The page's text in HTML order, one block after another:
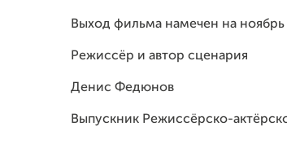
Выход фильма намечен на ноябрь
Режиссёр и автор сценария
Денис Федюнов
Выпускник Режиссёрско-